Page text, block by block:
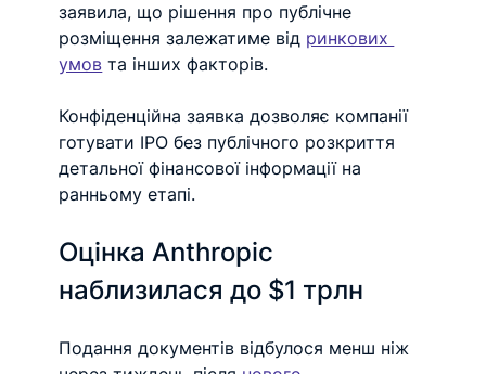
заявила, що рішення про публічне
розміщення залежатиме від ринкових
умов та інших факторів.
Конфіденційна заявка дозволяє компанії
готувати IPO без публічного розкриття
детальної фінансової інформації на
ранньому етапі.
Оцінка Anthropic
наблизилася до $1 трлн
Подання документів відбулося менш ніж